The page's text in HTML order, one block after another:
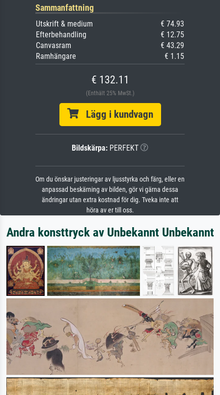
Sammanfattning
Utskrift & medium
€ 74.93
Efterbehandling
€ 12.75
Canvasram
€ 43.29
Ramhängare
€ 1.15
€ 132.11
(Enthält 25% MwSt.)
Lägg i kundvagn
Bildskärpa: PERFEKT
Om du önskar justeringar av ljusstyrka och färg, eller en
anpassad beskärning av bilden, gör vi gärna dessa
ändringar utan extra kostnad för dig. Tveka inte att
höra av er till oss.
Andra konsttryck av Unbekannt Unbekannt